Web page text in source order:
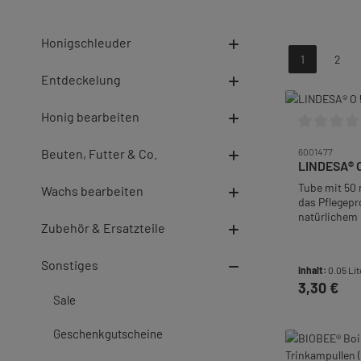
Honigschleuder
Entdeckelung
Honig bearbeiten
Beuten, Futter & Co.
Wachs bearbeiten
Zubehör & Ersatzteile
Sonstiges
Sale
Geschenkgutscheine
Seite
1
Seite
2
6001477
LINDESA®
Tube mit 50
das
natürlichem
Wasser)•
durch
und wirkt
Inhalt: 0.05
Regulärer
3,30 €
In